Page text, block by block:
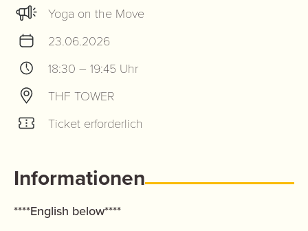
Yoga on the Move
23.06.2026
18:30 – 19:45 Uhr
THF TOWER
Ticket erforderlich
Informationen
****English below****